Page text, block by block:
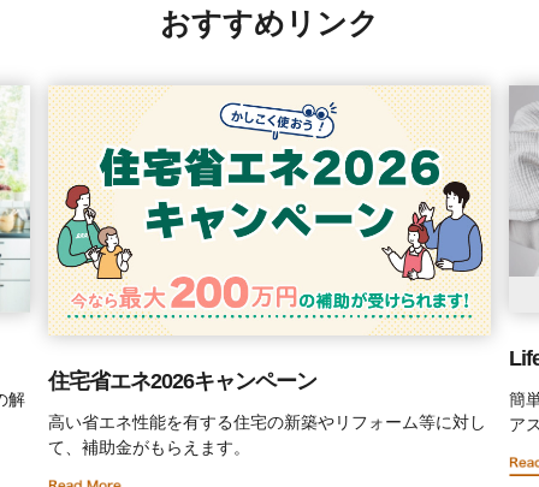
おすすめリンク
解
住宅省エネ2026キャンペーン
高い省エネ性能を有する住宅の新築やリフォーム等に対し
て、補助金がもらえます。
簡
ア